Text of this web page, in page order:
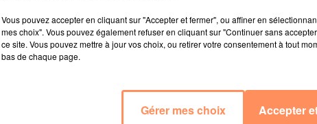
Vous pouvez accepter en cliquant sur "Accepter et fermer", ou affiner en
mes choix". Vous pouvez également refuser en cliquant sur "Continuer sans
ce site. Vous pouvez mettre à jour vos choix, ou retirer votre consentement à tout
bas de chaque page.
Gérer mes choix Accepter